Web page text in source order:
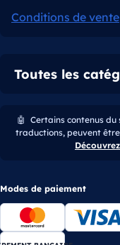
Conditions de vente
Toutes les
🤖 Certains contenus
traductions, peuvent être
Modes de paiement